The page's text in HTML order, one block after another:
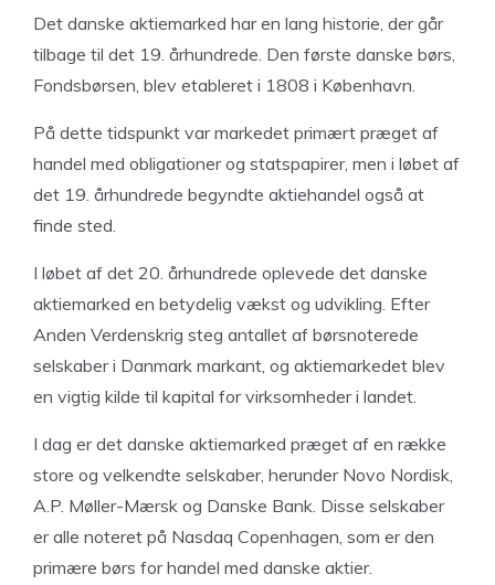
Det danske aktiemarked har en lang historie, der går
tilbage til det 19. århundrede. Den første danske børs,
Fondsbørsen, blev etableret i 1808 i København.
På dette tidspunkt var markedet primært præget af
handel med obligationer og statspapirer, men i løbet af
det 19. århundrede begyndte aktiehandel også at
finde sted.
I løbet af det 20. århundrede oplevede det danske
aktiemarked en betydelig vækst og udvikling. Efter
Anden Verdenskrig steg antallet af børsnoterede
selskaber i Danmark markant, og aktiemarkedet blev
en vigtig kilde til kapital for virksomheder i landet.
I dag er det danske aktiemarked præget af en række
store og velkendte selskaber, herunder Novo Nordisk,
A.P. Møller-Mærsk og Danske Bank. Disse selskaber
er alle noteret på Nasdaq Copenhagen, som er den
primære børs for handel med danske aktier.